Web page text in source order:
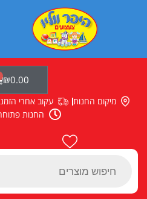
Products
₪0.00
מיקום החנות עקוב אחרי
החנות פתוחה